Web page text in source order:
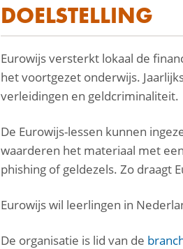
DOELSTELLING
Eurowijs versterkt lokaal de
het voortgezet onderwijs.
verleidingen en geldcriminaliteit.
De Eurowijs-lessen kunnen
waarderen het materiaal met
phishing of geldezels. Zo draagt
Eurowijs wil leerlingen in
De organisatie is lid van de
facebook
linkedin
mail